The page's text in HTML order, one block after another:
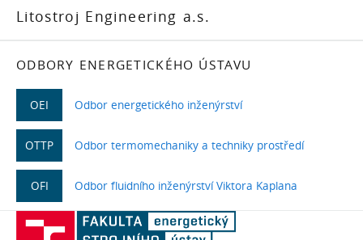
Litostroj Engineering a.s.
ODBORY ENERGETICKÉHO ÚSTAVU
OEI Odbor energetického inženýrství
OTTP Odbor termomechaniky a techniky prostředí
OFI Odbor fluidního inženýrství Viktora Kaplana